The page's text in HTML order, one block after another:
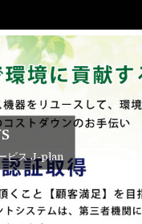
ビス J-plan